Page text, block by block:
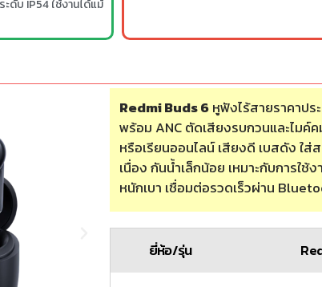
ดับ IP54 ใช้งานได้แม้
Redmi Buds 6หูฟังไร้สายราคาปร
พร้อม ANC ตัดเสียงรบกวนและไมค์
หรือเรียนออนไลน์ เสียงดี เบสดัง ใส่
เนื่อง กันน้ำเล็กน้อย เหมาะกับการใช้
หนักเบา เชื่อมต่อรวดเร็วผ่าน
ยี่ห้อ/รุ่น